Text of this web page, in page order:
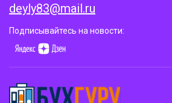
deyly83@mail.ru
Подписывайтесь на новости: